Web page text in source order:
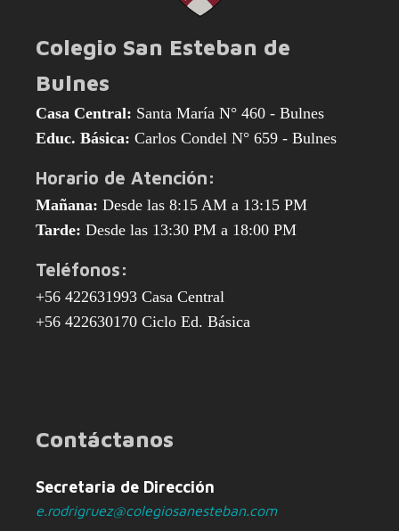
Colegio San Esteban de
Bulnes
Casa Central: Santa María N° 460 - Bulnes
Educ. Básica: Carlos Condel N° 659 - Bulnes
Horario de Atención:
Mañana: Desde las 8:15 AM a 13:15 PM
Tarde: Desde las 13:30 PM a 18:00 PM
Teléfonos:
+56 422631993 Casa Central
+56 422630170 Ciclo Ed. Básica
Contáctanos
Secretaria de Dirección
e.rodrigruez@colegiosanesteban.com